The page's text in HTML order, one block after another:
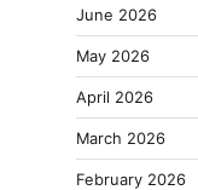
June 2026
May 2026
April 2026
March 2026
February 2026